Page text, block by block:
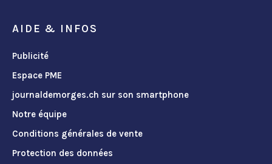
AIDE & INFOS
Publicité
Espace PME
journaldemorges.ch sur son smartphone
Notre équipe
Conditions générales de vente
Protection des données